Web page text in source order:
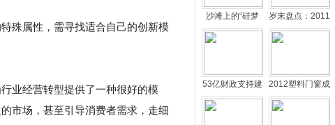
殊属性，需寻找适合自己的创新模
业经营转型提供了一种很好的模
市场，甚至引导消费者需求，走细
沙滩上的“硅梦 岁末盘点：2011
53亿财政支持建 2012塑料门窗成